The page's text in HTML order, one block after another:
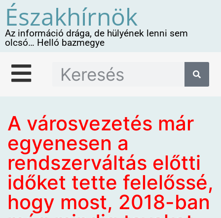
Északhírnök
Az információ drága, de hülyének lenni sem
olcsó… Helló bazmegye
A városvezetés már
egyenesen a
rendszerváltás előtti
időket tette felelőssé,
hogy most, 2018-ban